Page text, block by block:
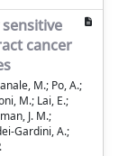
cancer
M.; Po, A.;
M.; Lai, E.;
J. M.;
Gardini, A.;